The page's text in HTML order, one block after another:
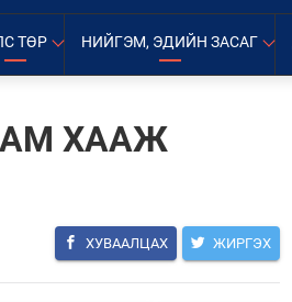
ТӨР НИЙГЭМ, ЭДИЙН ЗАСАГ
ХААЖ
ХУВААЛЦАХ ЖИРГЭХ